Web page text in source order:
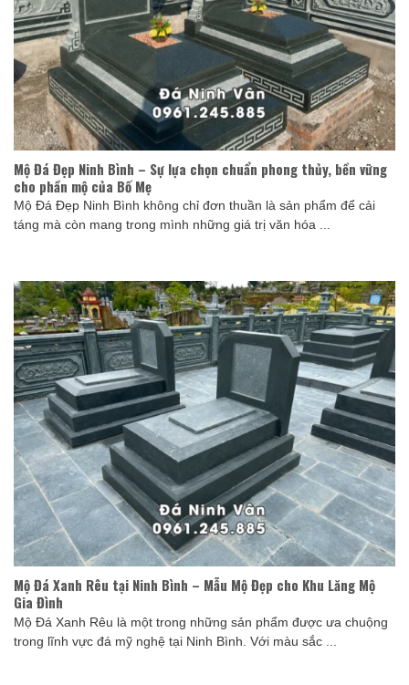
Mộ Đá Đẹp Ninh Bình – Sự lựa chọn chuẩn phong thủy, bền vững
cho phần mộ của Bố Mẹ
Mộ Đá Đẹp Ninh Bình không chỉ đơn thuần là sản phẩm để cải
táng mà còn mang trong mình những giá trị văn hóa ...
Mộ Đá Xanh Rêu tại Ninh Bình – Mẫu Mộ Đẹp cho Khu Lăng Mộ
Gia Đình
Mộ Đá Xanh Rêu là một trong những sản phẩm được ưa chuộng
trong lĩnh vực đá mỹ nghệ tại Ninh Bình. Với màu sắc ...